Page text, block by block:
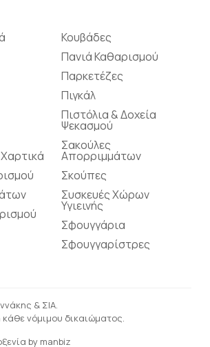
Κουβάδες
Πανιά Καθαρισμού
Παρκετέζες
Πιγκάλ
Πιστόλια & Δοχεία
Ψεκασμού
Σακούλες
Απορριμμάτων
Σκούπες
Συσκευές Χώρων
Υγιεινής
Σφουγγάρια
Σφουγγαρίστρες
& ΣΙΑ.
νόμιμου δικαιώματος.
by manbiz